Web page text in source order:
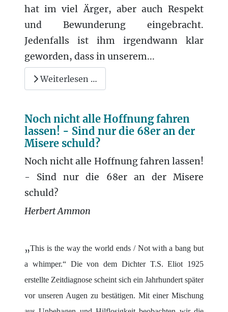
hat im viel Ärger, aber auch Respekt
und Bewunderung eingebracht.
Jedenfalls ist ihm irgendwann klar
geworden, dass in unserem...
Weiterlesen …
Noch nicht alle Hoffnung fahren
lassen! - Sind nur die 68er an der
Misere schuld?
Noch nicht alle Hoffnung fahren lassen!
- Sind nur die 68er an der Misere
schuld?
Herbert Ammon
„This is the way the world ends / Not with a bang but
a whimper.“ Die von dem Dichter T.S. Eliot 1925
erstellte Zeitdiagnose scheint sich ein Jahrhundert später
vor unseren Augen zu bestätigen. Mit einer Mischung